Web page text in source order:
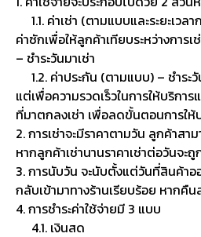
1.1. ค่าเช่า (ตามแบบและระยะเวล
ค่าซักเพื่อให้ลูกค้าเทียบระหว่างการ
– ชำระวันมาเช่า
1.2. ค่าประกัน (ตามแบบ) – ชำระ
แต่เพื่อความรวดเร็วในการให้บริการ
ที่มาตกลงเช่า เพื่อลดขั้นตอนการให้
2. การเช่าจะมีราคาตามวัน ลูกค้าสา
หากลูกค้าเช่านานราคาเช่าต่อวันจะถู
3. การนับวัน จะนับตั้งแต่วันที่สินค้า
กลับเข้ามาทางร้านเรียบร้อย หากคืน
4. การชำระค่าใช้จ่ายมี 3 แบบ
4.1. เงินสด